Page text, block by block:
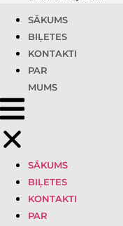
SĀKUMS
BIĻETES
KONTAKTI
PAR
MUMS
SĀKUMS
BIĻETES
KONTAKTI
PAR